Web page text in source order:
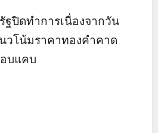
ฐปิดทำการเนื่องจากวัน
วโน้มราคาทองคำคาด
บแคบ